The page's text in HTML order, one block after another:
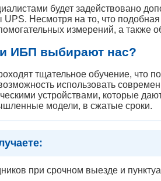
будет задействовано
Несмотря на то, что
измерений, а также
ИБП выбирают нас?
тщательное обучение, что
использовать
устройствами, которые
модели, в сжатые сроки.
при срочном выезде и